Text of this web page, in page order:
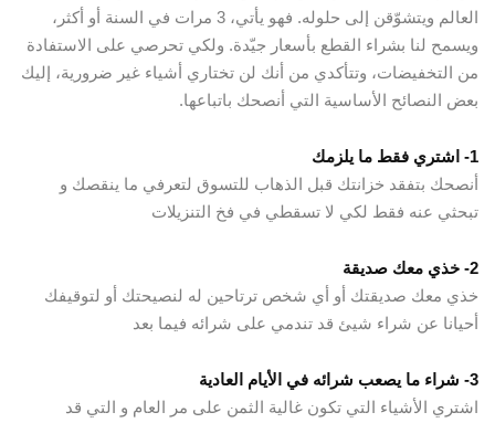
العالم ويتشوّقن إلى حلوله. فهو يأتي، 3 مرات في السنة أو أكثر،
ويسمح لنا بشراء القطع بأسعار جيّدة. ولكي تحرصي على الاستفادة
من التخفيضات، وتتأكدي من أنك لن تختاري أشياء غير ضرورية، إليك
بعض النصائح الأساسية التي أنصحك باتباعها.
1- اشتري فقط ما يلزمك
أنصحك بتفقد خزانتك قبل الذهاب للتسوق لتعرفي ما ينقصك و
تبحثي عنه فقط لكي لا تسقطي في فخ التنزيلات
2- خذي معك صديقة
خذي معك صديقتك أو أي شخص ترتاحين له لنصيحتك أو لتوقيفك
أحيانا عن شراء شيئ قد تندمي على شرائه فيما بعد
3- شراء ما يصعب شرائه في الأيام العادية
اشتري الأشياء التي تكون غالية الثمن على مر العام و التي قد